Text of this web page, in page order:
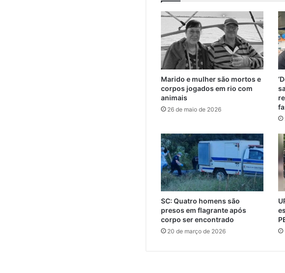
Marido e mulher são mortos e
corpos jogados em rio com
animais
26 de maio de 2026
SC: Quatro homens são
presos em flagrante após
corpo ser encontrado
20 de março de 2026